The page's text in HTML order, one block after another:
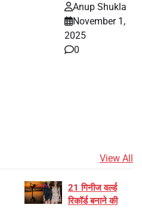
Anup Shukla
November 1,
2025
0
View All
21 गिनीज वर्ल्ड
रिकॉर्ड बनाने की